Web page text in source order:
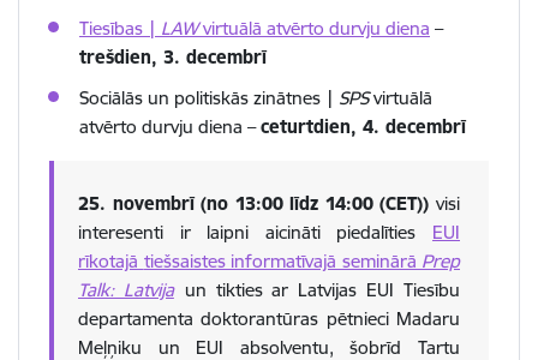
Tiesības | LAWvirtuālā atvērto durvju diena –
trešdien, 3. decembrī
Sociālās un politiskās zinātnes | SPSvirtuālā
atvērto durvju diena –ceturtdien, 4. decembrī
25. novembrī (no 13:00 līdz 14:00 (CET)) visi
interesenti ir laipni aicināti piedalīties EUI
rīkotajā tiešsaistes informatīvajā seminārā Prep
Talk: Latvija un tikties ar Latvijas EUITiesību
departamenta doktorantūras pētnieci Madaru
Meļņiku un EUI absolventu, šobrīd Tartu